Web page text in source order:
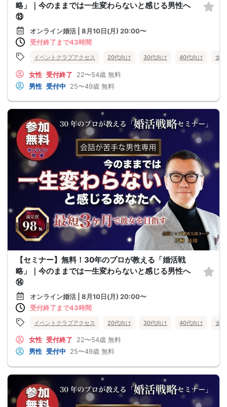
略」｜今のままでは一生変わらないと感じる男性へ
⑬
オンライン婚活 | 8月10日(月) 20:00〜
受付終了まで43時間
イベントクラブアクセス 20代向け 30代向け 40代向け 女
女性 受付終了 22〜54歳 無料
男性 受付中 25〜49歳 無料
【セミナー】無料！30年のプロが教える「婚活戦
略」｜今のままでは一生変わらないと感じる男性へ
⑭
オンライン婚活 | 8月10日(月) 20:00〜
受付終了まで43時間
イベントクラブアクセス 20代向け 30代向け 40代向け 女
女性 受付終了 22〜54歳 無料
男性 受付中 25〜49歳 無料